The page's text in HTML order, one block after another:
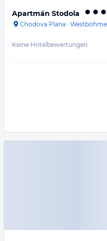
Apartmán Stodola
Chodova Plana ·
Keine Hotelbewertungen